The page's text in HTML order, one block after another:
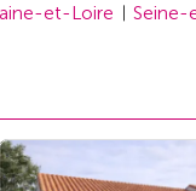
et-Loire
Seine-